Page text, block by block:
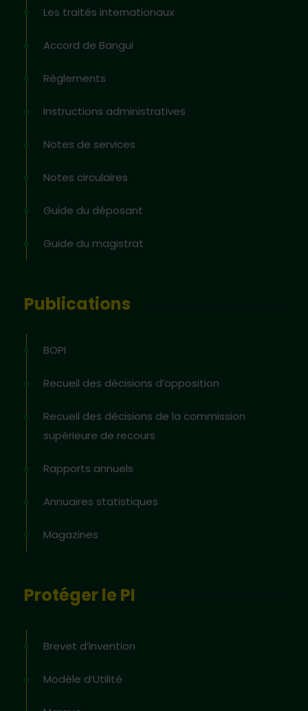
Les traités internationaux
Accord de Bangui
Règlements
Instructions administratives
Notes de services
Notes circulaires
Guide du déposant
Guide du magistrat
Publications
BOPI
Recueil des décisions d’opposition
Recueil des décisions de la commission
supérieure de recours
Rapports annuels
Annuaires statistiques
Magazines
Protéger le PI
Brevet d’invention
Modèle d’Utilité